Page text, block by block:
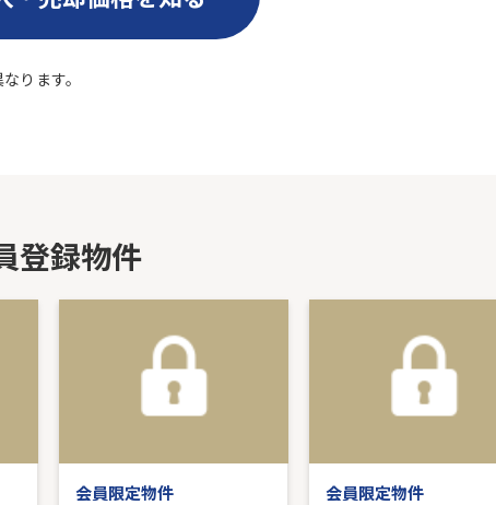
ります。
登録物件
会員限定物件 会員限定物件